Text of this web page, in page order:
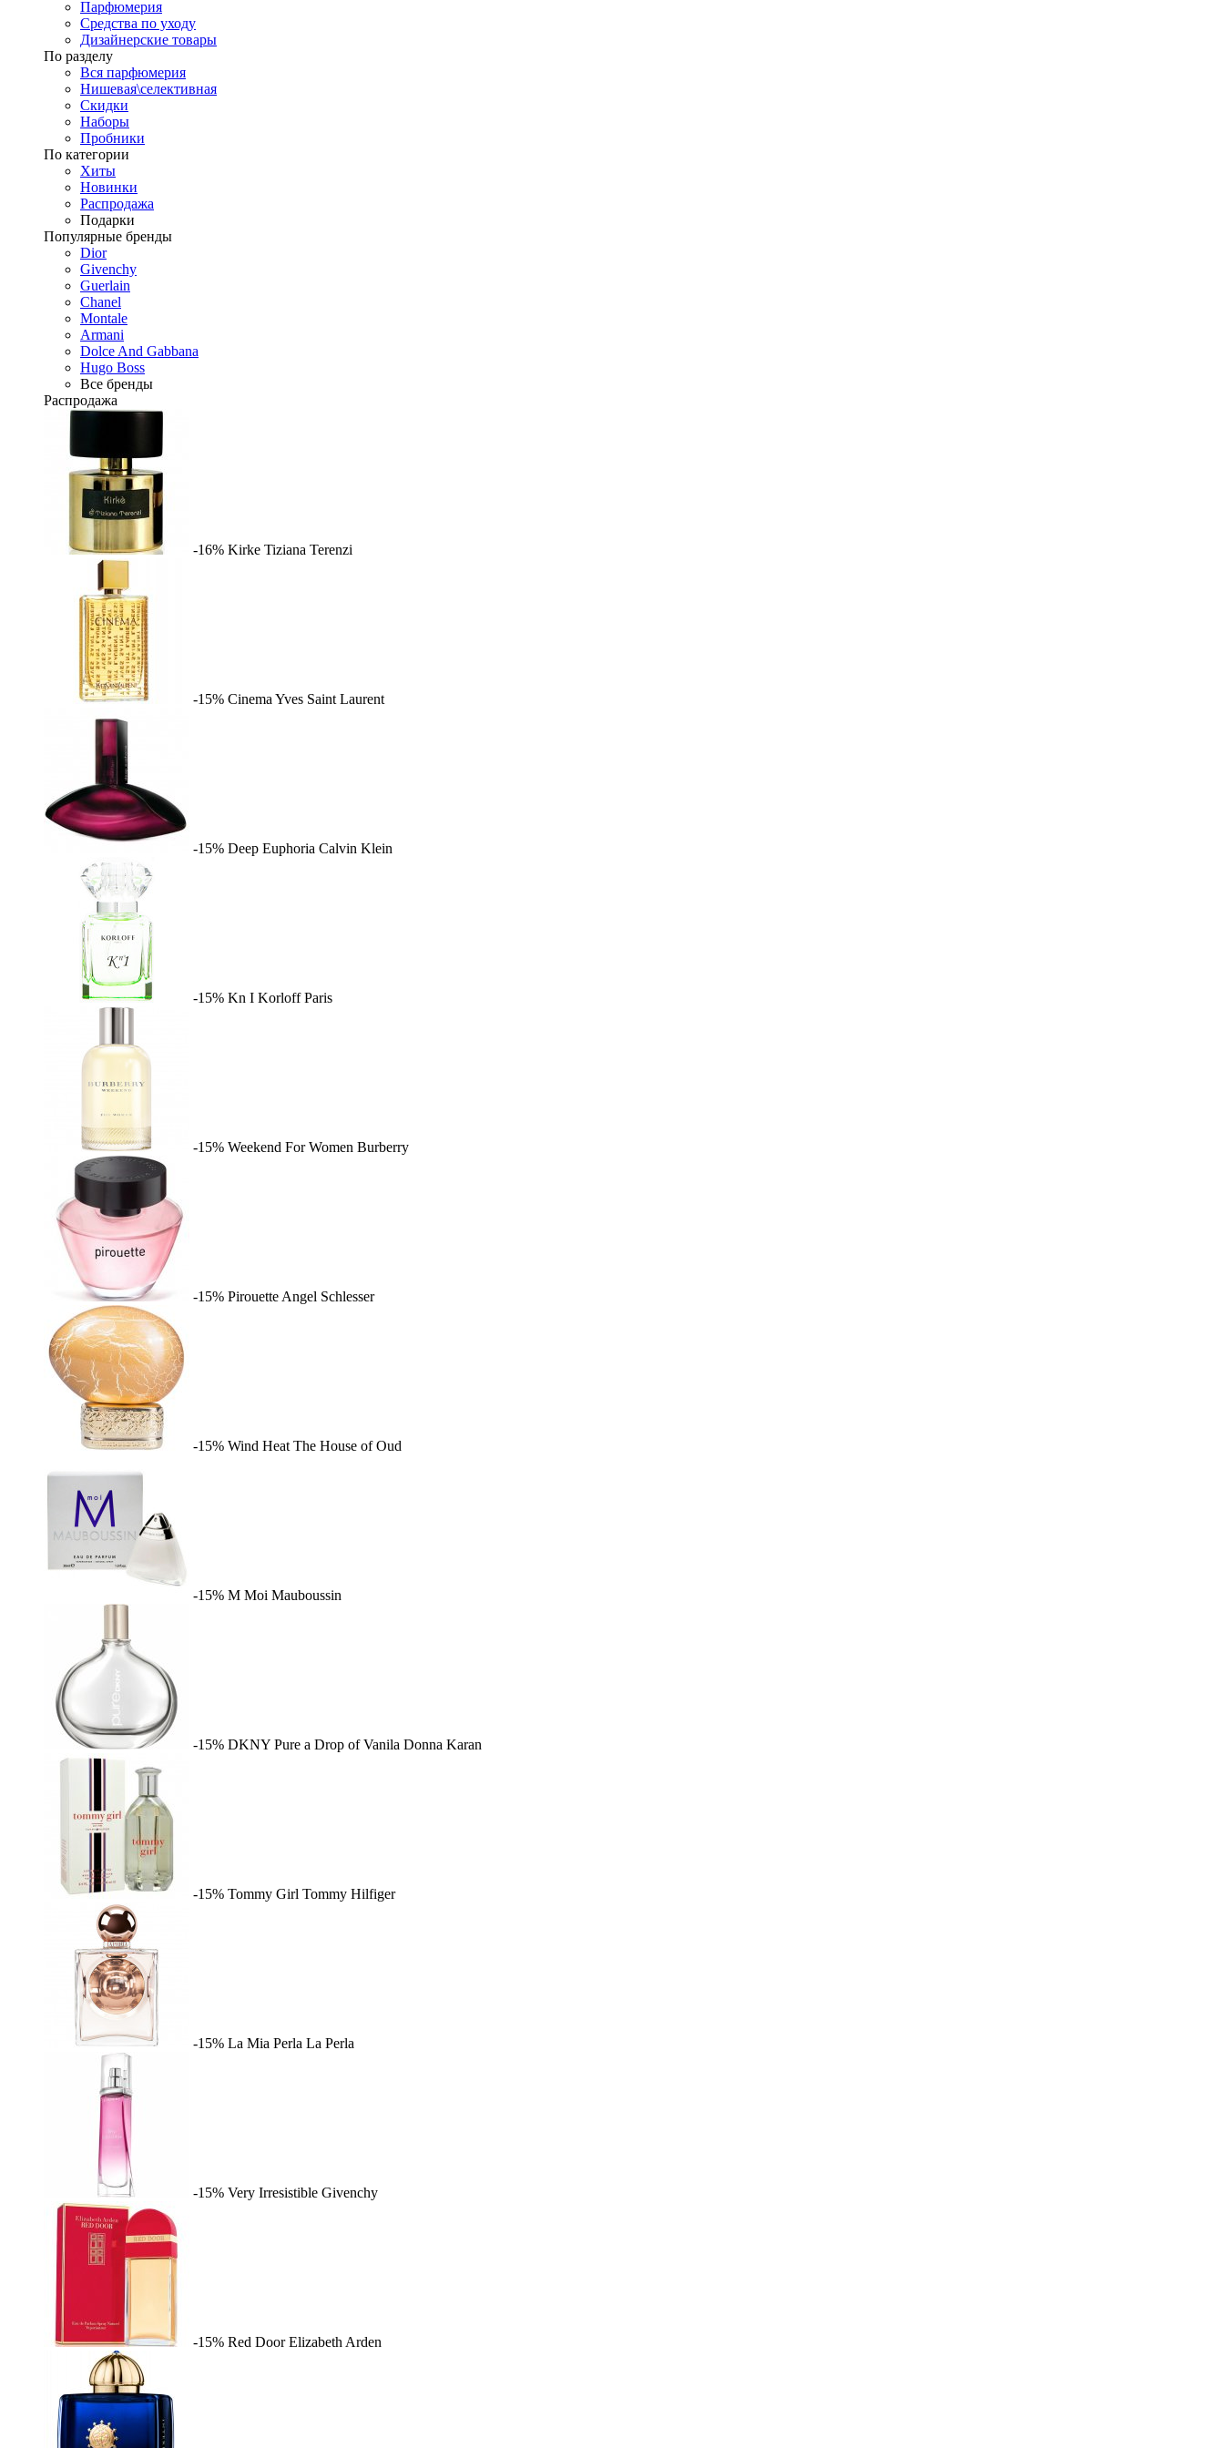
Парфюмерия
Средства по уходу
Дизайнерские товары
По разделу
Вся парфюмерия
Нишевая\селективная
Скидки
Наборы
Пробники
По категории
Хиты
Новинки
Распродажа
Подарки
Популярные бренды
Dior
Givenchy
Guerlain
Chanel
Montale
Armani
Dolce And Gabbana
Hugo Boss
Все бренды
Распродажа
-16% Kirke Tiziana Terenzi
-15% Cinema Yves Saint Laurent
-15% Deep Euphoria Calvin Klein
-15% Kn I Korloff Paris
-15% Weekend For Women Burberry
-15% Pirouette Angel Schlesser
-15% Wind Heat The House of Oud
-15% M Moi Mauboussin
-15% DKNY Pure a Drop of Vanila Donna Karan
-15% Tommy Girl Tommy Hilfiger
-15% La Mia Perla La Perla
-15% Very Irresistible Givenchy
-15% Red Door Elizabeth Arden